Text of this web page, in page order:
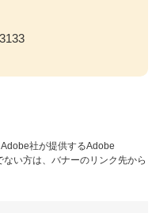
社が提供するAdobe
い方は、バナーのリンク先から